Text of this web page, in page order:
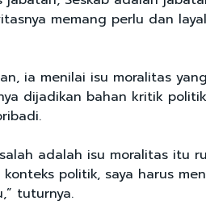
memang perlu dan
ia menilai isu moralitas
dijadikan bahan kritik
adalah isu moralitas itu
konteks politik, saya harus
tuturnya.